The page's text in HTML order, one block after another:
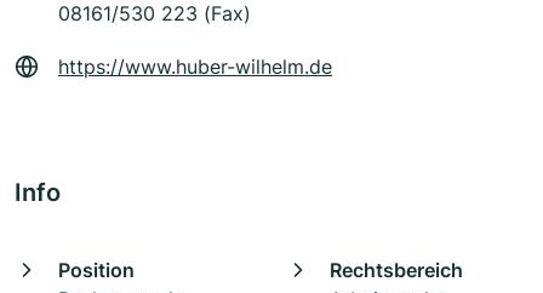
08161/530 223 (Fax)
https://www.huber-wilhelm.de
Info
Position
Rechtsbereich